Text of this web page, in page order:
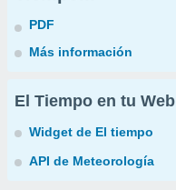
PDF
Más información
El Tiempo en tu Web
Widget de El tiempo
API de Meteorología